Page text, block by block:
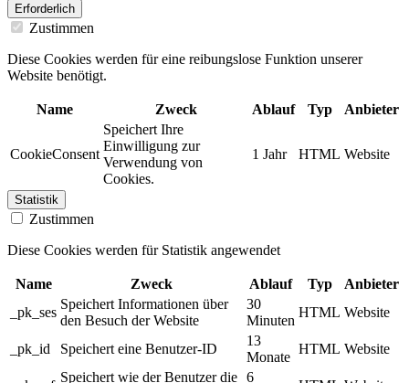
Erforderlich
Zustimmen
Diese Cookies werden für eine reibungslose Funktion unserer
Website benötigt.
Name Zweck Ablauf Typ Anbieter
CookieConsent
Speichert Ihre
Einwilligung zur
Verwendung von
Cookies.
1 Jahr HTML Website
Statistik
Zustimmen
Diese Cookies werden für Statistik angewendet
Name Zweck Ablauf Typ
Anbieter
_pk_ses
Speichert Informationen über
den Besuch der Website
30
Minuten
HTML Website
_pk_id Speichert eine Benutzer-ID
13
Monate
HTML Website
Speichert wie der Benutzer die 6